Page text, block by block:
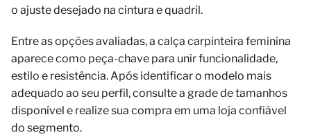
o ajuste desejado na cintura e quadril.
Entre as opções avaliadas, a calça carpinteira feminina
aparece como peça-chave para unir funcionalidade,
estilo e resistência. Após identificar o modelo mais
adequado ao seu perfil, consulte a grade de tamanhos
disponível e realize sua compra em uma loja confiável
do segmento.